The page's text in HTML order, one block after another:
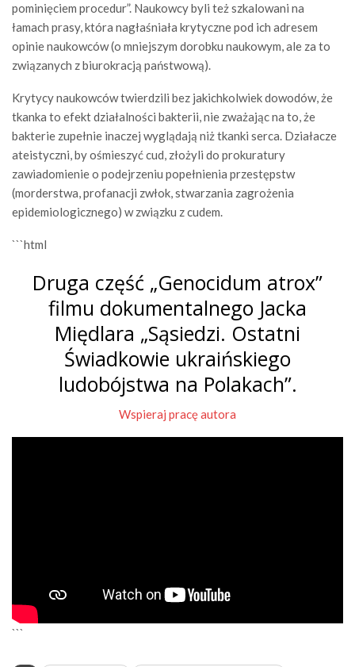
pominięciem procedur”. Naukowcy byli też szkalowani na
łamach prasy, która nagłaśniała krytyczne pod ich adresem
opinie naukowców (o mniejszym dorobku naukowym, ale za to
związanych z biurokracją państwową).
Krytycy naukowców twierdzili bez jakichkolwiek dowodów, że
tkanka to efekt działalności bakterii, nie zważając na to, że
bakterie zupełnie inaczej wyglądają niż tkanki serca. Działacze
ateistyczni, by ośmieszyć cud, złożyli do prokuratury
zawiadomienie o podejrzeniu popełnienia przestępstw
(morderstwa, profanacji zwłok, stwarzania zagrożenia
epidemiologicznego) w związku z cudem.
```html
Druga część „Genocidum atrox”
filmu dokumentalnego Jacka
Międlara „Sąsiedzi. Ostatni
Świadkowie ukraińskiego
ludobójstwa na Polakach”.
Wspieraj pracę autora
```